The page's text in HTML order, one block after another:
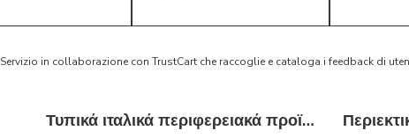
Servizio in collaborazione con TrustCart che raccoglie e cataloga i feedback di
Τυπικά ιταλικά περιφερειακά προϊόντα